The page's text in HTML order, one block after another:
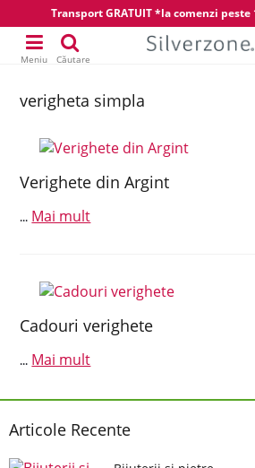
Transport GRATUIT *la comenzi peste
Meniu Căutare
verigheta simpla
Verighete din Argint
... Mai mult
Cadouri verighete
... Mai mult
Articole Recente